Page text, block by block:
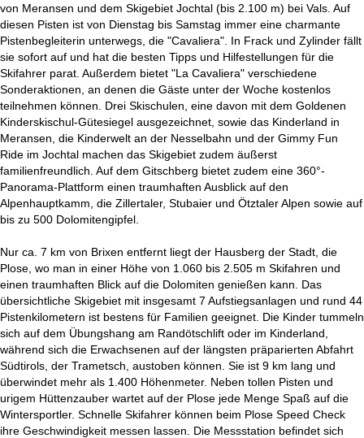
von Meransen und dem Skigebiet Jochtal (bis 2.100 m) bei Vals. Auf
diesen Pisten ist von Dienstag bis Samstag immer eine charmante
Pistenbegleiterin unterwegs, die "Cavaliera". In Frack und Zylinder fällt
sie sofort auf und hat die besten Tipps und Hilfestellungen für die
Skifahrer parat. Außerdem bietet "La Cavaliera" verschiedene
Sonderaktionen, an denen die Gäste unter der Woche kostenlos
teilnehmen können. Drei Skischulen, eine davon mit dem Goldenen
Kinderskischul-Gütesiegel ausgezeichnet, sowie das Kinderland in
Meransen, die Kinderwelt an der Nesselbahn und der Gimmy Fun
Ride im Jochtal machen das Skigebiet zudem äußerst
familienfreundlich. Auf dem Gitschberg bietet zudem eine 360°-
Panorama-Plattform einen traumhaften Ausblick auf den
Alpenhauptkamm, die Zillertaler, Stubaier und Ötztaler Alpen sowie auf
bis zu 500 Dolomitengipfel.
Nur ca. 7 km von Brixen entfernt liegt der Hausberg der Stadt, die
Plose, wo man in einer Höhe von 1.060 bis 2.505 m Skifahren und
einen traumhaften Blick auf die Dolomiten genießen kann. Das
übersichtliche Skigebiet mit insgesamt 7 Aufstiegsanlagen und rund 44
Pistenkilometern ist bestens für Familien geeignet. Die Kinder tummeln
sich auf dem Übungshang am Randötschlift oder im Kinderland,
während sich die Erwachsenen auf der längsten präparierten Abfahrt
Südtirols, der Trametsch, austoben können. Sie ist 9 km lang und
überwindet mehr als 1.400 Höhenmeter. Neben tollen Pisten und
urigem Hüttenzauber wartet auf der Plose jede Menge Spaß auf die
Wintersportler. Schnelle Skifahrer können beim Plose Speed Check
ihre Geschwindigkeit messen lassen. Die Messstation befindet sich